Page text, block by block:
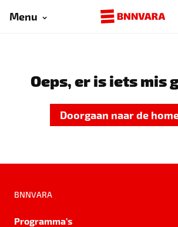
Menu
Oeps, er is iets mis
Doorgaan naar de
BNNVARA
Programma's